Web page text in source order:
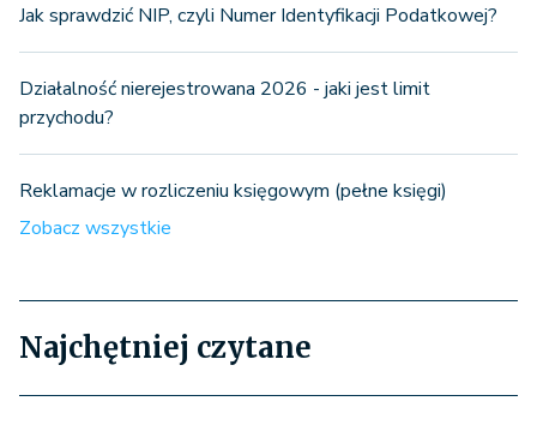
Jak sprawdzić NIP, czyli Numer Identyfikacji Podatkowej?
Działalność nierejestrowana 2026 - jaki jest limit
przychodu?
Reklamacje w rozliczeniu księgowym (pełne księgi)
Zobacz wszystkie
Najchętniej czytane